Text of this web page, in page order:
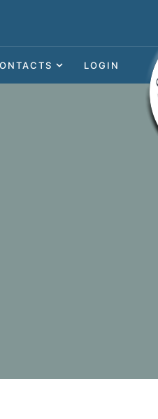
LOGIN